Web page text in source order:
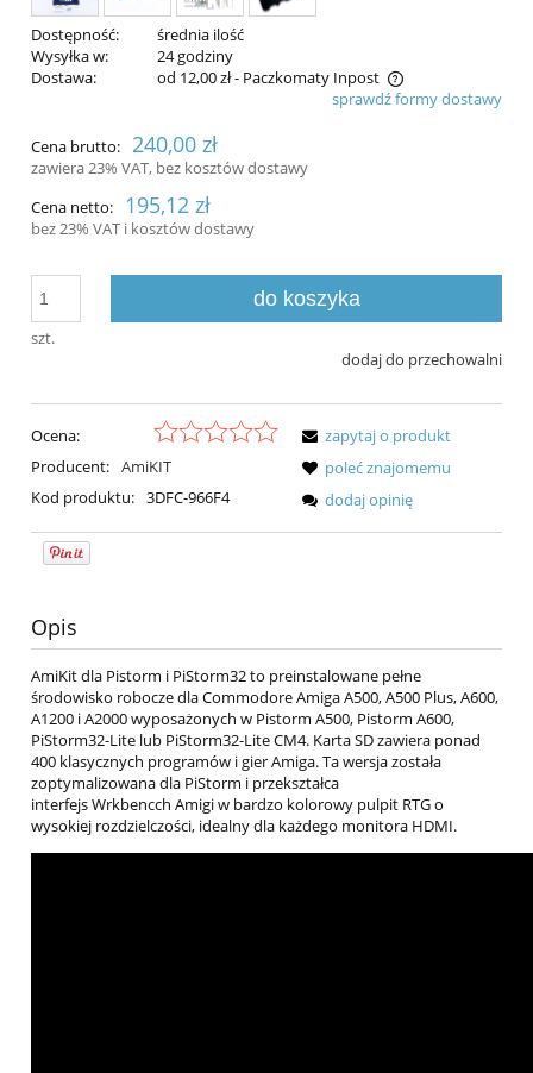
Dostępność:
średnia ilość
Wysyłka w:
24 godziny
Dostawa:
od 12,00 zł- Paczkomaty Inpost
Cena nie zawiera ewentualnych kosztów płatnościsprawdź formy dostawy
Cena brutto: 240,00 zł
zawiera 23% VAT, bez kosztów dostawy
Cena netto:
195,12 zł
bez 23% VAT i kosztów dostawy
szt.
do koszyka
dodaj do przechowalni
Ocena:
Producent: AmiKIT
Kod produktu: 3DFC-966F4
zapytaj o produkt
poleć znajomemu
dodaj opinię
Opis
AmiKit dla Pistorm i PiStorm32 to preinstalowane pełne
środowisko robocze dla Commodore Amiga A500, A500 Plus, A600,
A1200 i A2000 wyposażonych w Pistorm A500, Pistorm A600,
PiStorm32-Lite lub PiStorm32-Lite CM4. Karta SD zawiera ponad
400 klasycznych programów i gier Amiga. Ta wersja została
zoptymalizowana dla PiStorm i przekształca
interfejs Wrkbencch Amigi w bardzo kolorowy pulpit RTG o
wysokiej rozdzielczości, idealny dla każdego monitora HDMI.